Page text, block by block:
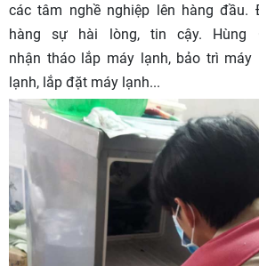
các tâm nghề nghiệp lên hàng đầu.
hàng sự hài lòng, tin cậy. Hùng
nhận tháo lắp máy lạnh, bảo trì máy
lạnh, lắp đặt máy lạnh...